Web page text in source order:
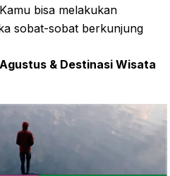
bisa melakukan
sobat-sobat berkunjung
& Destinasi Wisata